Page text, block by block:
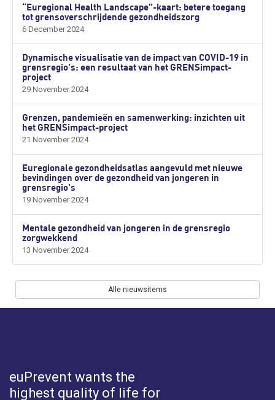
“Euregional Health Landscape”-kaart: betere toegang
tot grensoverschrijdende gezondheidszorg
6 December 2024
Dynamische visualisatie van de impact van COVID-19 in
grensregio's: een resultaat van het GRENSimpact-
project
29 November 2024
Grenzen, pandemieën en samenwerking: inzichten uit
het GRENSimpact-project
21 November 2024
Euregionale gezondheidsatlas aangevuld met nieuwe
bevindingen over de gezondheid van jongeren in
grensregio's
19 November 2024
Mentale gezondheid van jongeren in de grensregio
zorgwekkend
13 November 2024
Alle nieuwsitems
euPrevent wants the
highest quality of life for